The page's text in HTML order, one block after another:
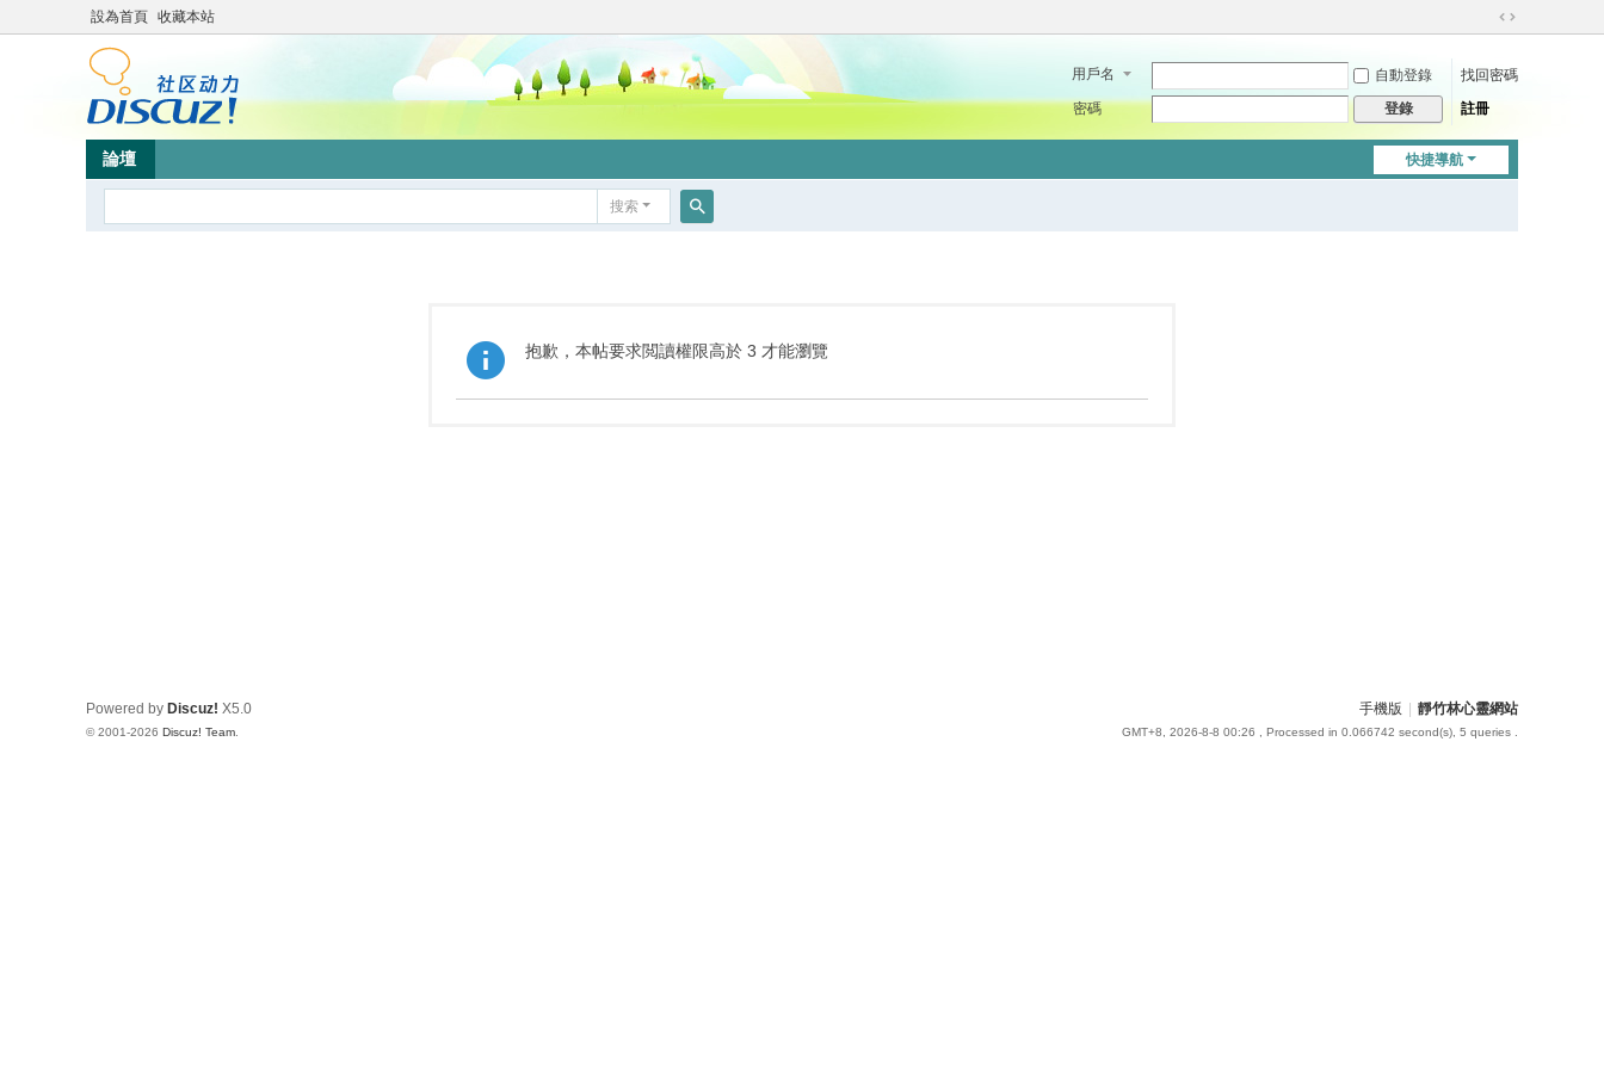
設為首頁 收藏本站
切
到
用戶名 自動登錄
找回密碼
密碼
登錄 註冊
快捷導航
論壇
搜索
抱歉，本帖要求閲讀權限高於 3 才能瀏覽
手機版 靜竹林心靈網站
GMT+8, 2026-8-8 00:26 , Processed in 0.066742 second(s), 5 queries .
Powered by Discuz! X5.0
© 2001-2026 Discuz! Team